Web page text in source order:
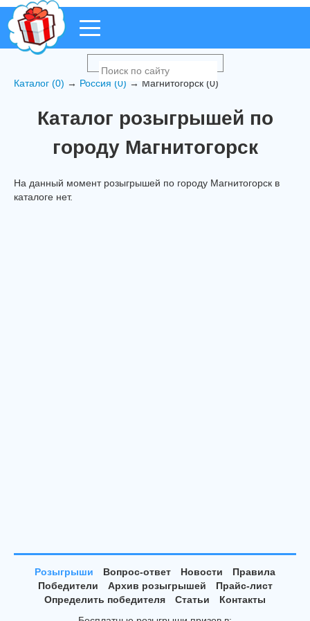
Каталог (0) → Россия (0) → Магнитогорск (0)
Каталог розыгрышей по
городу Магнитогорск
На данный момент розыгрышей по городу Магнитогорск в
каталоге нет.
Розыгрыши Вопрос-ответ Новости
Правила
Победители
Архив розыгрышей
Прайс-лист
Определить победителя
Статьи
Контакты